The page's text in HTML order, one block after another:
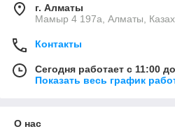
г. Алматы
Мамыр 4 197а, Алматы,
Контакты
Сегодня работает с 11:00
Показать весь график
О нас